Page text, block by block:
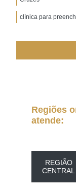
clínica para
Regiões
atende:
REGIÃO
CENTRAL